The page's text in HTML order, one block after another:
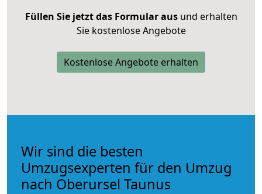
Füllen Sie jetzt das Formular ausund erhalten
Sie kostenlose Angebote
Kostenlose Angebote erhalten
Wir sind die besten
Umzugsexperten für den Umzug
nach Oberursel Taunus